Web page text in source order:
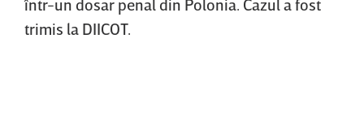
într-un dosar penal din Polonia. Cazul a fost
trimis la DIICOT.